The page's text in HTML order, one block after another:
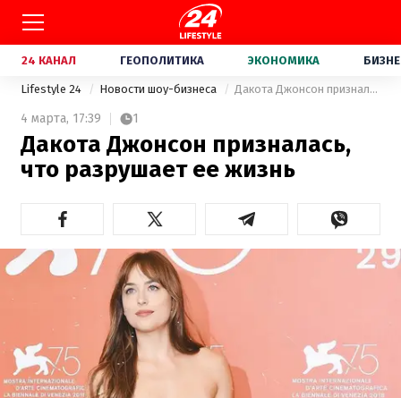
24 КАНАЛ ГЕОПОЛИТИКА ЭКОНОМИКА
Lifestyle 24 Новости шоу-бизнеса Дакота Джонсон призналась, что разрушает ее жизнь
4 марта, 17:39 1
Дакота Джонсон призналась,
что разрушает ее жизнь